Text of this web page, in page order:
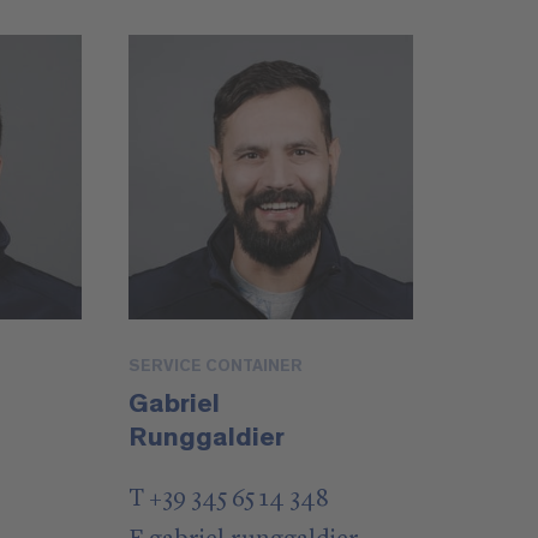
SERVICE CONTAINER
Gabriel
Runggaldier
T +39 345 65 14 348